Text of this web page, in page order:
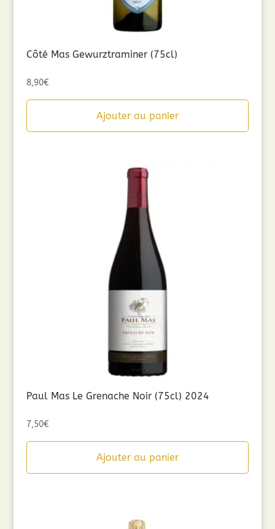
Côté Mas Gewurztraminer (75cl)
8,90€
Ajouter au panier
Paul Mas Le Grenache Noir (75cl) 2024
7,50€
Ajouter au panier